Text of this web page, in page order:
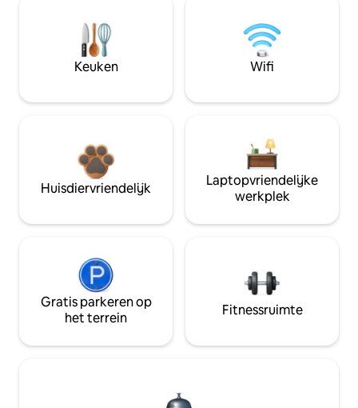
Keuken Wifi
Huisdiervriendelijk
Laptopvriendelijke
werkplek
Gratis parkeren op
het terrein
Fitnessruimte